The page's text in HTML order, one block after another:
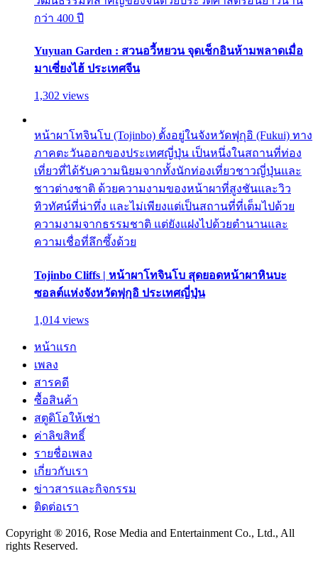
กว่า 400 ปี
Yuyuan Garden : สวนอวี้หยวน จุดเช็กอินห้ามพลาดเมื่อ
มาเซี่ยงไฮ้ ประเทศจีน
1,302 views
หน้าผาโทจินโบ (Tojinbo) ตั้งอยู่ในจังหวัดฟุกุอิ (Fukui) ทาง
ภาคตะวันออกของประเทศญี่ปุ่น เป็นหนึ่งในสถานที่ท่อง
เที่ยวที่ได้รับความนิยมจากทั้งนักท่องเที่ยวชาวญี่ปุ่นและ
ชาวต่างชาติ ด้วยความงามของหน้าผาที่สูงชันและวิว
ทิวทัศน์ที่น่าทึ่ง และไม่เพียงแต่เป็นสถานที่ที่เต็มไปด้วย
ความงามจากธรรมชาติ แต่ยังแฝงไปด้วยตำนานและ
ความเชื่อที่ลึกซึ้งด้วย
Tojinbo Cliffs | หน้าผาโทจินโบ สุดยอดหน้าผาหินบะ
ซอลต์แห่งจังหวัดฟุกุอิ ประเทศญี่ปุ่น
1,014 views
หน้าแรก
เพลง
สารคดี
ซื้อสินค้า
สตูดิโอให้เช่า
ค่าลิขสิทธิ์
รายชื่อเพลง
เกี่ยวกับเรา
ข่าวสารและกิจกรรม
ติดต่อเรา
Copyright ® 2016, Rose Media and Entertainment Co., Ltd., All
rights Reserved.